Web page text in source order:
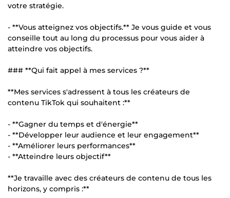
votre stratégie.
- **Vous atteignez vos objectifs.** Je vous guide et vous
conseille tout au long du processus pour vous aider à
atteindre vos objectifs.
### **Qui fait appel à mes services ?**
**Mes services s'adressent à tous les créateurs de
contenu TikTok qui souhaitent :**
- **Gagner du temps et d'énergie**
- **Développer leur audience et leur engagement**
- **Améliorer leurs performances**
- **Atteindre leurs objectif**
**Je travaille avec des créateurs de contenu de tous les
horizons, y compris :**